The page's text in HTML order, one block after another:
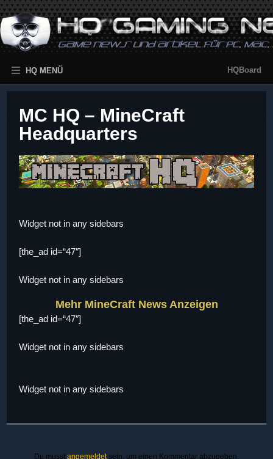
HQ MENÜ HQBoard
MC HQ – MineCraft
Headquarters
Widget not in any sidebars
[the_ad id=“47″]
Widget not in any sidebars
Mehr MineCraft News Anzeigen
[the_ad id=“47″]
Widget not in any sidebars
Widget not in any sidebars
Du musst angemeldetsein, um einen Kommentar abzugeben.